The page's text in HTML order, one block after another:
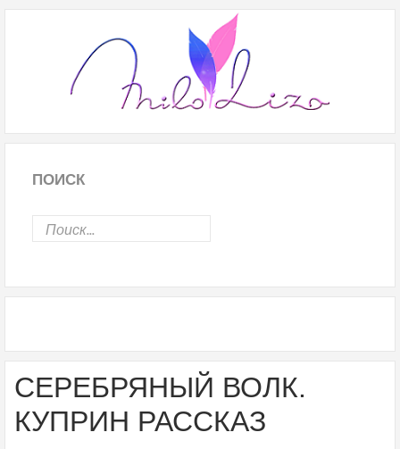
ПОИСК
СЕРЕБРЯНЫЙ ВОЛК.
КУПРИН РАССКАЗ